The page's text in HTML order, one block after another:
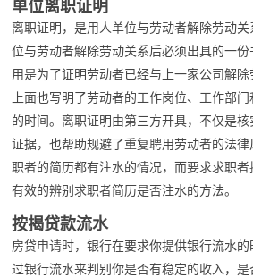
单位离职证明
离职证明，是用人单位与劳动者解除劳动
位与劳动者解除劳动关系后必须出具的一
用是为了证明劳动者已经与上一家公司解
上面也写明了劳动者的工作岗位、工作部
的时间。离职证明由第三方开具，不仅是
证据，也帮助规避了重复聘用劳动者的法
职者的简历都有注水的情况，而要求求职
有效的辨别求职者简历是否注水的方法。
按揭贷款流水
房贷申请时，银行在要求你提供银行流水
过银行流水来判别你是否有稳定的收入，